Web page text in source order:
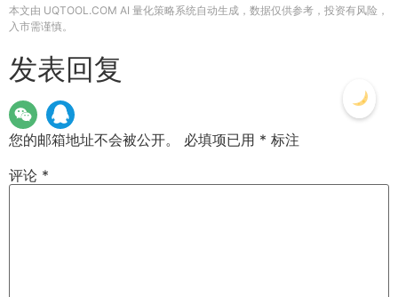
本文由 UQTOOL.COM AI 量化策略系统自动生成，数据仅供参考，投资有风险，
入市需谨慎。
发表回复
您的邮箱地址不会被公开。 必填项已用 * 标注
评论 *